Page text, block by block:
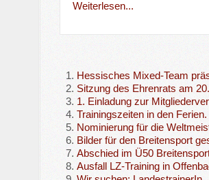
Weiterlesen...
Hessisches Mixed-Team
Sitzung des Ehrenrats am
1. Einladung zur
Trainingszeiten in den Ferien.
Nominierung für die
Bilder für den Breitensport
Abschied im Ü50
Ausfall LZ-Training in